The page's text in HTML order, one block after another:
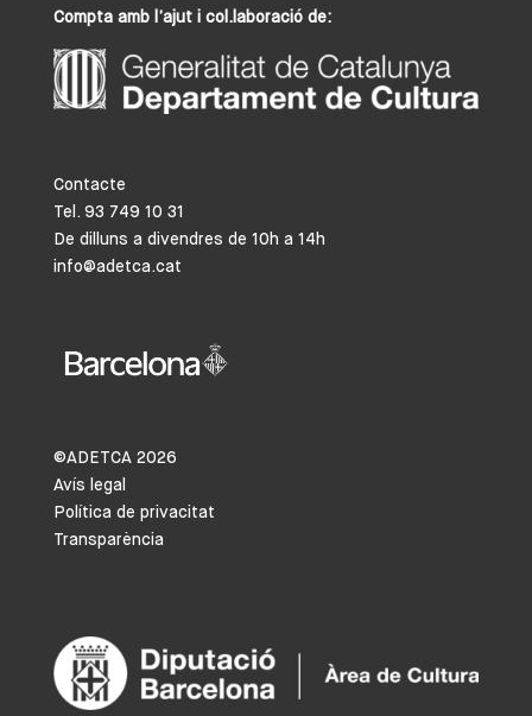
Compta amb l’ajut i col.laboració de:
Contacte
Tel. 93 749 10 31
De dilluns a divendres de 10h a 14h
info@adetca.cat
©ADETCA 2026
Avís legal
Política de privacitat
Transparència